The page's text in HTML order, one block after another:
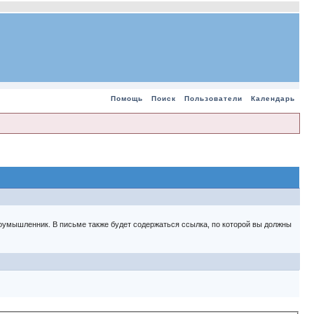
Помощь Поиск Пользователи Календарь
В письме также будет содержаться ссылка, по которой вы должны